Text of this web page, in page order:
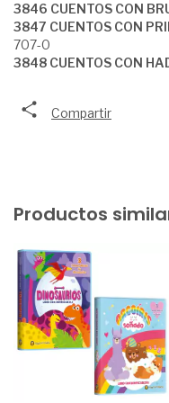
3846 CUENTOS CON
3847 CUENTOS CON
707-0
3848 CUENTOS CON
Compartir
Productos